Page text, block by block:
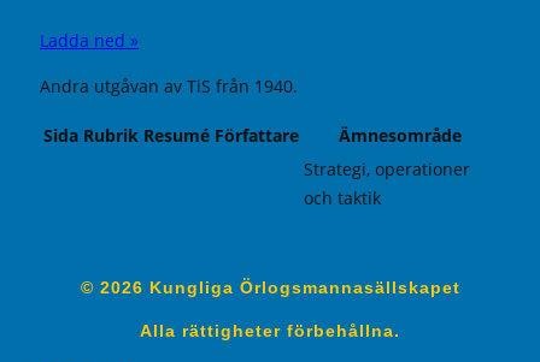
Ladda ned »
Andra utgåvan av TiS från 1940.
Sida Rubrik Resumé Författare
Ämnesområde
Strategi, operationer
och taktik
© 2026 Kungliga Örlogsmannasällskapet
Alla rättigheter förbehållna.